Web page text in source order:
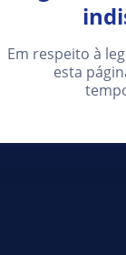
Em respeito à
esta